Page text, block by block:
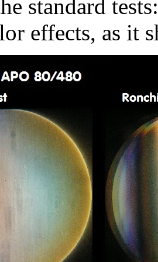
standard
effects, as it